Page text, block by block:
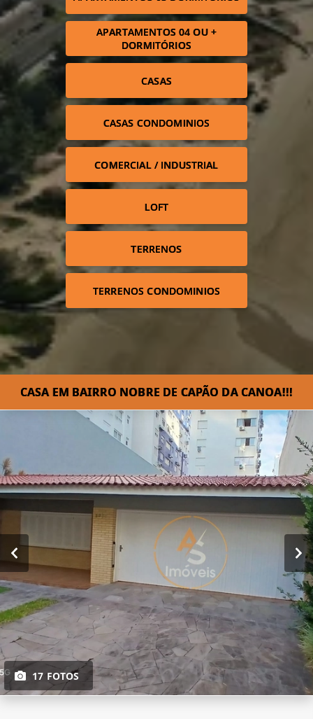
APARTAMENTOS 04 OU +
DORMITÓRIOS
CASAS
CASAS CONDOMINIOS
COMERCIAL / INDUSTRIAL
LOFT
TERRENOS
TERRENOS CONDOMINIOS
CASA EM BAIRRO NOBRE DE CAPÃO DA CANOA!!!
17 FOTOS